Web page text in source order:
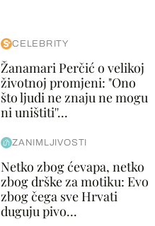
CELEBRITY
Žanamari Perčić o velikoj
životnoj promjeni: "Ono
što ljudi ne znaju ne mogu
ni uništiti''...
ZANIMLJIVOSTI
Netko zbog ćevapa, netko
zbog drške za motiku: Evo
zbog čega sve Hrvati
duguju pivo...